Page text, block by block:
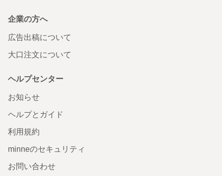
企業の方へ
広告出稿について
大口注文について
ヘルプセンター
お知らせ
ヘルプとガイド
利用規約
minneのセキュリティ
お問い合わせ